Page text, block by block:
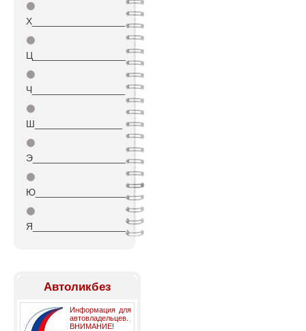
⚫
Х_________________
⚫
Ц_________________
⚫
Ч_________________
⚫
Ш________________
⚫
Э_________________
⚫
Ю_________________
⚫
Я_________________
Автоликбез
Информация для
автовладельцев.
ВНИМАНИЕ!